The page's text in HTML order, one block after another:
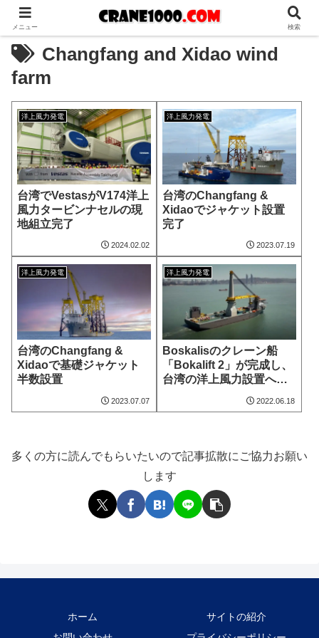
Changfang and Xidao wind
farm
洋上風力発電
台湾でVestasがV174洋上
風力タービンナセルの現
地組立完了
2024.02.02
洋上風力発電
台湾のChangfang &
Xidaoでジャケット設置
完了
2023.07.19
洋上風力発電
台湾のChangfang &
Xidaoで基礎ジャケット
半数設置
2023.07.07
洋上風力発電
Boskalisのクレーン船
「Bokalift 2」が完成し、
台湾の洋上風力設置へ向
2022.06.18
多くの方に読んでもらいたいので記事拡散にご協力お願い
します
ホーム
サイトの紹介
メニュー 検索